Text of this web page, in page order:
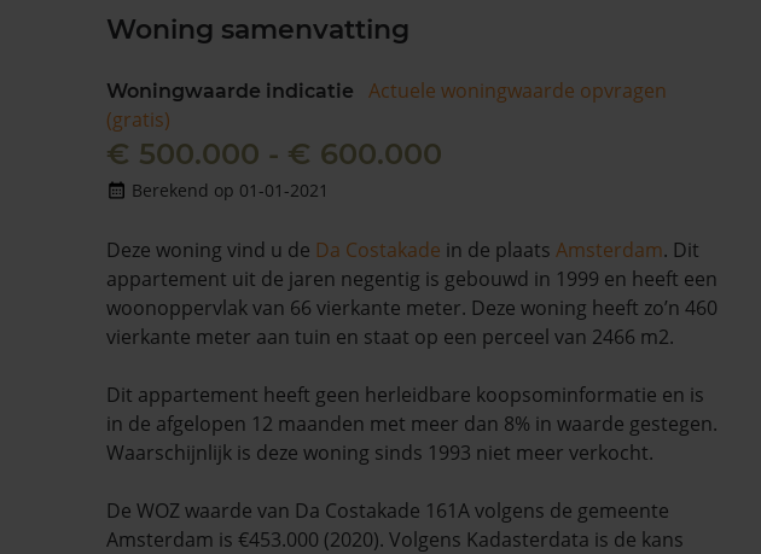
Woning samenvatting
Woningwaarde indicatie
Actuele woningwaarde opvragen
(gratis)
€ 500.000 - € 600.000
Berekend op 01-01-2021
Deze woning vind u de Da Costakade in de plaats Amsterdam. Dit
appartement uit de jaren negentig is gebouwd in 1999 en heeft een
woonoppervlak van 66 vierkante meter. Deze woning heeft zo’n 460
vierkante meter aan tuin en staat op een perceel van 2466 m2.
Dit appartement heeft geen herleidbare koopsominformatie en is
in de afgelopen 12 maanden met meer dan 8% in waarde gestegen.
Waarschijnlijk is deze woning sinds 1993 niet meer verkocht.
De WOZ waarde van Da Costakade 161A volgens de gemeente
Amsterdam is €453.000 (2020). Volgens Kadasterdata is de kans